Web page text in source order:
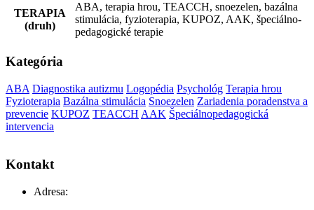
TERAPIA
(druh)
ABA, terapia hrou, TEACCH, snoezelen, bazálna
stimulácia, fyzioterapia, KUPOZ, AAK, špeciálno-
pedagogické terapie
Kategória
ABA Diagnostika autizmu Logopédia Psychológ Terapia hrou
Fyzioterapia Bazálna stimulácia Snoezelen Zariadenia poradenstva a
prevencie KUPOZ TEACCH AAK Špeciálnopedagogická
intervencia
Kontakt
Adresa: